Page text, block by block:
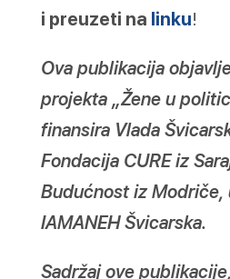
i preuzeti na linku!
Ova publikacija
projekta „Žene u
finansira Vlada
Fondacija CURE iz
Budućnost iz Modriče,
IAMANEH Švicarska.
Sadržaj ove